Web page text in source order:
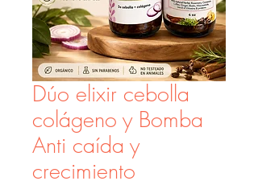
Dúo elixir cebolla
colágeno y Bomba
Anti caída y
crecimiento